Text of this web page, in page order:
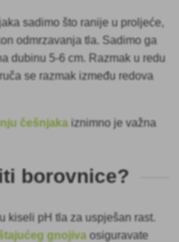
sadimo što ranije u proljeće,
odmrzavanja tla. Sadimo ga
dubinu 5-6 cm. Razmak u redu
se razmak između redova
češnjaka iznimno je važna
borovnice?
kiseli pH tla za uspješan rast.
gnojiva osiguravate